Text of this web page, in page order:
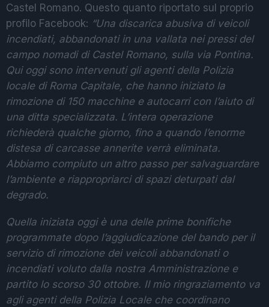
Castel Romano. Questo quanto riportato sul proprio
profilo Facebook: “Una discarica abusiva di veicoli
incendiati, abbandonati in una vallata nei pressi del
campo nomadi di Castel Romano, sulla via Pontina.
Qui oggi sono intervenuti gli agenti della Polizia
locale di Roma Capitale, che hanno iniziato la
rimozione di 150 macchine e autocarri con l’aiuto di
una ditta specializzata. L’intera operazione
richiederà qualche giorno, fino a quando l’enorme
distesa di carcasse annerite verrà eliminata.
Abbiamo compiuto un altro passo per salvaguardare
l’ambiente e riappropriarci di spazi deturpati dal
degrado.
Quella iniziata oggi è una delle prime bonifiche
programmate dopo l’aggiudicazione del bando per il
servizio di rimozione dei veicoli abbandonati o
incendiati voluto dalla nostra Amministrazione e
partito lo scorso 30 ottobre. Il mio ringraziamento va
agli agenti della Polizia Locale che coordinano